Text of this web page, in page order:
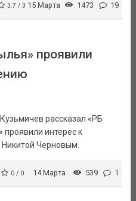
3.7 / 3 15 Марта 1473 19
проявили
рассказал «РБ
проявили интерес к
Черновым.
0 / 0 14 Марта 539 1